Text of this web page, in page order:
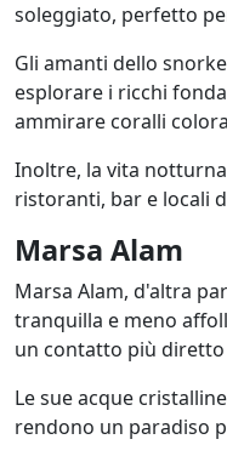
soleggiato, perfetto
Gli amanti dello
esplorare i ricchi
ammirare coralli
Inoltre, la vita
ristoranti, bar e locali
Marsa Alam
Marsa Alam, d'altra
tranquilla e meno
un contatto più
Le sue acque
rendono un paradiso